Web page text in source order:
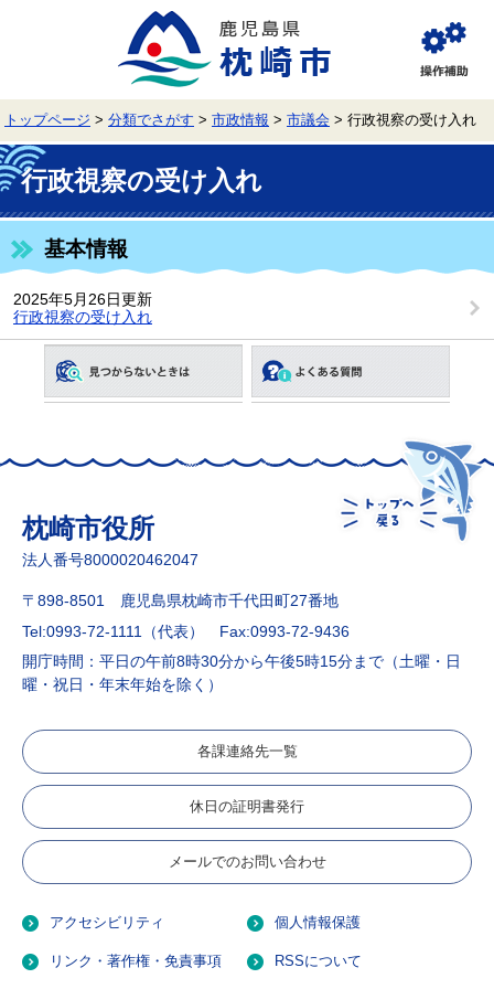
で
す。
ば
し
て
本
覧
補
助
トップページ > 分類でさがす > 市政情報 > 市議会 > 行政視察の受け入れ
本
文 行政視察の受け入れ
基本情報
2025年5月26日更新
行政視察の受け入れ
枕崎市役所
法人番号8000020462047
〒898-8501 鹿児島県枕崎市千代田町27番地
Tel:0993-72-1111（代表）
Fax:0993-72-9436
開庁時間：平日の午前8時30分から午後5時15分まで（土曜・日
曜・祝日・年末年始を除く）
各課連絡先一覧
休日の証明書発行
メールでのお問い合わせ
アクセシビリティ 個人情報保護
リンク・著作権・免責事項 RSSについて